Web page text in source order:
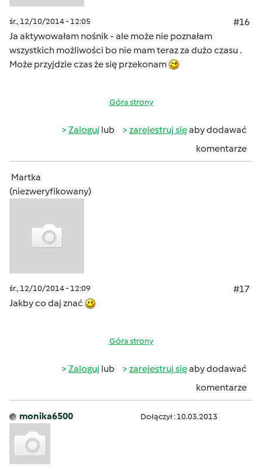
śr., 12/10/2014 - 12:05
#16
Ja aktywowałam nośnik - ale może nie poznałam
wszystkich możliwości bo nie mam teraz za dużo czasu .
Może przyjdzie czas że się przekonam
Góra strony
Zaloguj lub zarejestruj sięaby dodawać
komentarze
Martka
(niezweryfikowany)
śr., 12/10/2014 - 12:09
#17
Jakby co daj znać
Góra strony
Zaloguj lub zarejestruj sięaby dodawać
komentarze
monika6500 Dołączył : 10.03.2013